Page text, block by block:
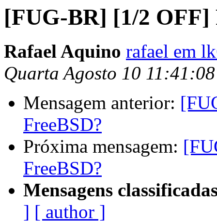
[FUG-BR] [1/2 OFF]
Rafael Aquino rafael em
Quarta Agosto 10
Mensagem anterior:
FreeBSD?
Próxima mensagem:
FreeBSD?
Mensagens
] [ author ]